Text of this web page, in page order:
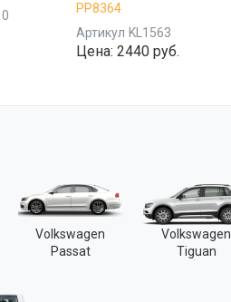
PP8364
Артикул KL1563
Цена: 2440 руб.
Volkswagen
Passat
Volkswagen
Tiguan